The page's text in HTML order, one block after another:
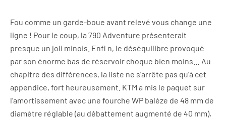
Fou comme un garde-boue avant relevé vous change une
ligne ! Pour le coup, la 790 Adventure présenterait
presque un joli minois. Enfi n, le déséquilibre provoqué
par son énorme bas de réservoir choque bien moins… Au
chapitre des différences, la liste ne s’arrête pas qu’à cet
appendice, fort heureusement. KTM a mis le paquet sur
l’amortissement avec une fourche WP balèze de 48 mm de
diamètre réglable (au débattement augmenté de 40 mm),